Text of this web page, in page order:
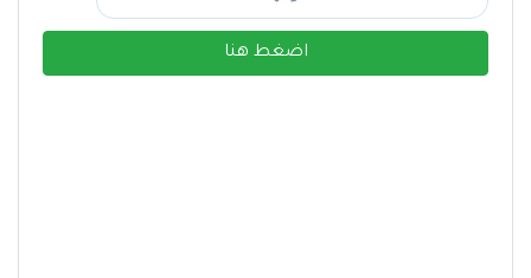
اضغط هنا